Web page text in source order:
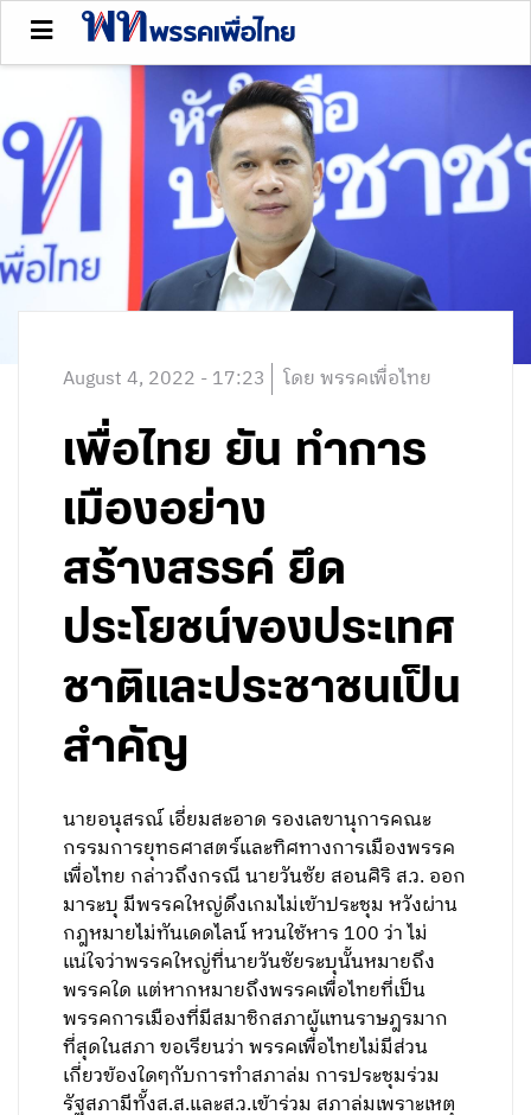
August 4, 2022 - 17:23 โดย พรรคเพื่อไทย
เพื่อไทย ยัน ทำการ
เมืองอย่าง
สร้างสรรค์ ยึด
ประโยชน์ของประเทศ
ชาติและประชาชนเป็น
สำคัญ
นายอนุสรณ์ เอี่ยมสะอาด รองเลขานุการคณะ
กรรมการยุทธศาสตร์และทิศทางการเมืองพรรค
เพื่อไทย กล่าวถึงกรณี นายวันชัย สอนศิริ ส.ว. ออก
มาระบุ มีพรรคใหญ่ดึงเกมไม่เข้าประชุม หวังผ่าน
กฎหมายไม่ทันเดดไลน์ หวนใช้หาร 100 ว่า ไม่
แน่ใจว่าพรรคใหญ่ที่นายวันชัยระบุนั้นหมายถึง
พรรคใด แต่หากหมายถึงพรรคเพื่อไทยที่เป็น
พรรคการเมืองที่มีสมาชิกสภาผู้แทนราษฎรมาก
ที่สุดในสภา ขอเรียนว่า พรรคเพื่อไทยไม่มีส่วน
เกี่ยวข้องใดๆกับการทำสภาล่ม การประชุมร่วม
รัฐสภามีทั้งส.ส.และส.ว.เข้าร่วม สภาล่มเพราะเหตุ